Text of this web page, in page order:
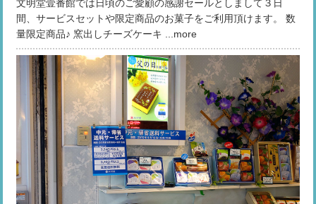
文明堂壹番館では日頃のご愛顧の感謝セールとしまして３日
間、サービスセットや限定商品のお菓子をご利用頂けます。 数
量限定商品♪ 窯出しチーズケーキ ...more